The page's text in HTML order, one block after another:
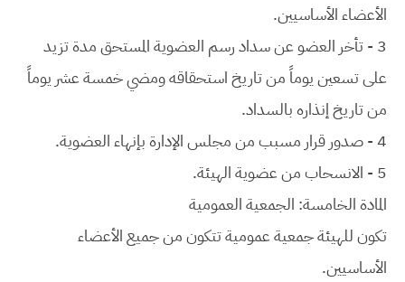
الأعضاء الأساسيين.
3 - تأخر العضو عن سداد رسم العضوية المستحق مدة تزيد
على تسعين يوماً من تاريخ استحقاقه ومضي خمسة عشر يوماً
من تاريخ إنذاره بالسداد.
4 - صدور قرار مسبب من مجلس الإدارة بإنهاء العضوية.
5 - الانسحاب من عضوية الهيئة.
المادة الخامسة: الجمعية العمومية
تكون للهيئة جمعية عمومية تتكون من جميع الأعضاء
الأساسيين.